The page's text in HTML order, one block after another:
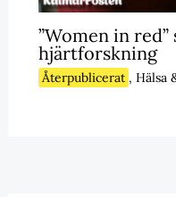
”Women in
hjärtforskning
Återpublicerat , Hälsa